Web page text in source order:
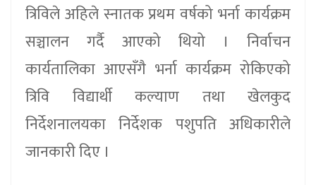
त्रिविले अहिले स्नातक प्रथम वर्षको भर्ना कार्यक्रम
सञ्चालन गर्दै आएको थियो । निर्वाचन
कार्यतालिका आएसँगै भर्ना कार्यक्रम रोकिएको
त्रिवि विद्यार्थी कल्याण तथा खेलकुद
निर्देशनालयका निर्देशक पशुपति अधिकारीले
जानकारी दिए ।